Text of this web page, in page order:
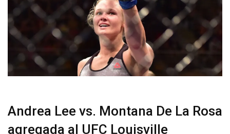
Andrea Lee vs. Montana De La Rosa
agregada al UFC Louisville